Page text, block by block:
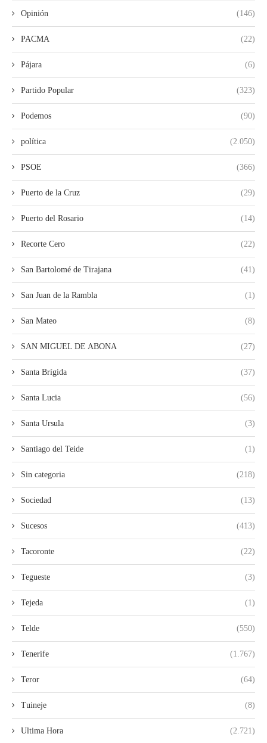
Opinión (146)
PACMA (22)
Pájara (6)
Partido Popular (323)
Podemos (90)
política (2.050)
PSOE (366)
Puerto de la Cruz (29)
Puerto del Rosario (14)
Recorte Cero (22)
San Bartolomé de Tirajana (41)
San Juan de la Rambla (1)
San Mateo (8)
SAN MIGUEL DE ABONA (27)
Santa Brígida (37)
Santa Lucia (56)
Santa Ursula (3)
Santiago del Teide (1)
Sin categoria (218)
Sociedad (13)
Sucesos (413)
Tacoronte (22)
Tegueste (3)
Tejeda (1)
Telde (550)
Tenerife (1.767)
Teror (64)
Tuineje (8)
Ultima Hora (2.721)